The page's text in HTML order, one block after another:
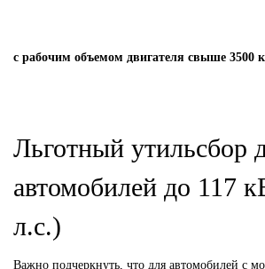
с рабочим объемом двигателя свыше 3500
Льготный утильсбор
автомобилей до 117
л.с.)
Важно подчеркнуть, что для автомобилей с